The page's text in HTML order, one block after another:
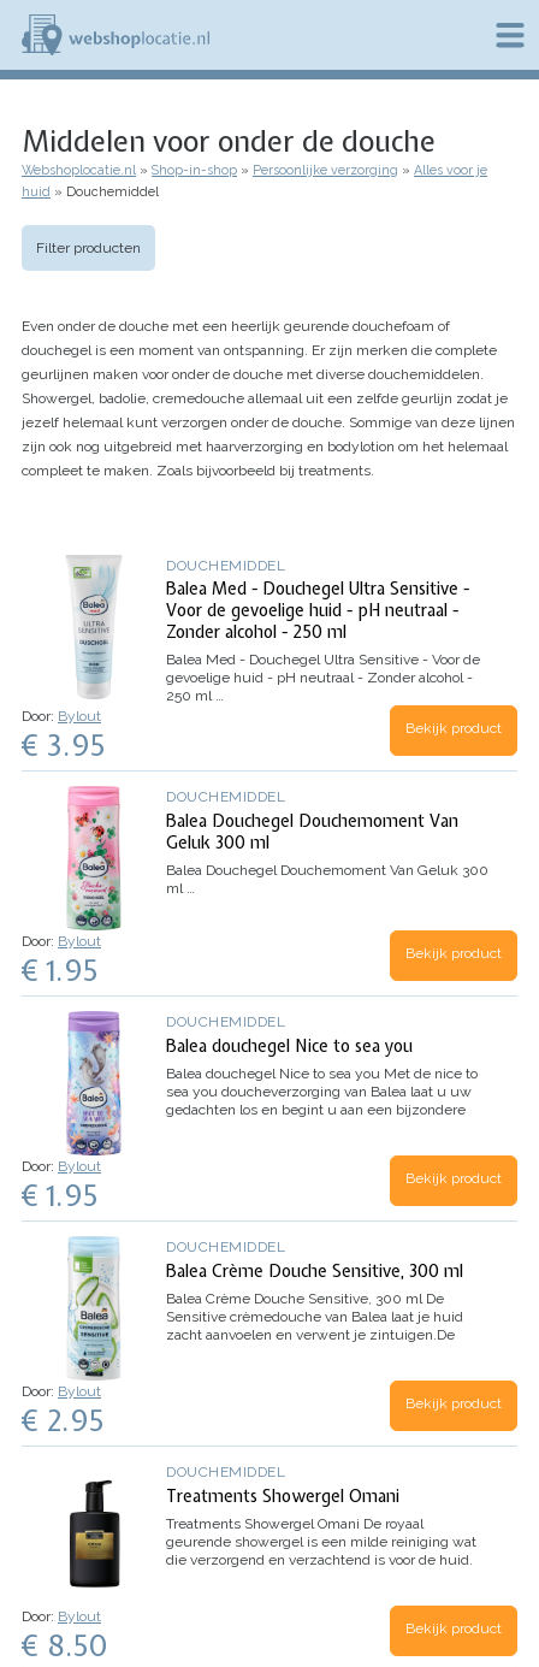
Overslaan
naar
de
b
s
h
o
t
i
e
.
l
Middelen voor onder de douche
Kruimelpad
Webshoplocatie.nl Shop-in-shop Persoonlijke verzorging
Alles voor je
huid
Douchemiddel
Filter producten
Even onder de douche met een heerlijk geurende douchefoam of
douchegel is een moment van ontspanning. Er zijn merken die complete
geurlijnen maken voor onder de douche met diverse douchemiddelen.
Showergel, badolie, cremedouche allemaal uit een zelfde geurlijn zodat je
jezelf helemaal kunt verzorgen onder de douche. Sommige van deze lijnen
zijn ook nog uitgebreid met haarverzorging en bodylotion om het helemaal
compleet te maken. Zoals bijvoorbeeld bij treatments.
DOUCHEMIDDEL
Balea Med - Douchegel Ultra Sensitive -
Voor de gevoelige huid - pH neutraal -
Zonder alcohol - 250 ml
Balea Med - Douchegel Ultra Sensitive - Voor de
gevoelige huid - pH neutraal - Zonder alcohol -
250 ml…
Door: Bylout
€ 3.95 Bekijk product
DOUCHEMIDDEL
Balea Douchegel Douchemoment Van
Geluk 300 ml
Balea Douchegel Douchemoment Van Geluk 300
ml
Door: Bylout
€ 1.95 Bekijk product
DOUCHEMIDDEL
Balea douchegel Nice to sea you
Balea douchegel Nice to sea you Met de nice to
sea you doucheverzorging van Balea laat u uw
gedachten los en begint u aan een bijzondere
Door: Bylout
€ 1.95 Bekijk product
DOUCHEMIDDEL
Balea Crème Douche Sensitive, 300 ml
Balea Crème Douche Sensitive, 300 ml De
Sensitive crèmedouche van Balea laat je huid
zacht aanvoelen en verwent je zintuigen.De
Door: Bylout
€ 2.95 Bekijk product
DOUCHEMIDDEL
Treatments Showergel Omani
Treatments Showergel Omani De royaal
geurende showergel is een milde reiniging wat
die verzorgend en verzachtend is voor de huid.
Door: Bylout
€ 8.50 Bekijk product